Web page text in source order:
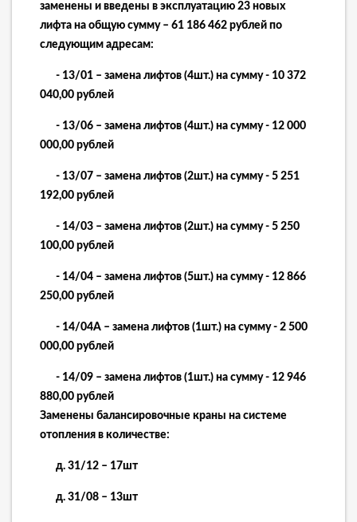
заменены и введены в эксплуатацию 23 новых
лифта на общую сумму – 61 186 462 рублей по
следующим адресам:
- 13/01 – замена лифтов (4шт.) на сумму - 10 372
040,00 рублей
- 13/06 – замена лифтов (4шт.) на сумму - 12 000
000,00 рублей
- 13/07 – замена лифтов (2шт.) на сумму - 5 251
192,00 рублей
- 14/03 – замена лифтов (2шт.) на сумму - 5 250
100,00 рублей
- 14/04 – замена лифтов (5шт.) на сумму - 12 866
250,00 рублей
- 14/04А – замена лифтов (1шт.) на сумму - 2 500
000,00 рублей
- 14/09 – замена лифтов (1шт.) на сумму - 12 946
880,00 рублей
Заменены балансировочные краны на системе
отопления в количестве:
д. 31/12 – 17шт
д. 31/08 – 13шт